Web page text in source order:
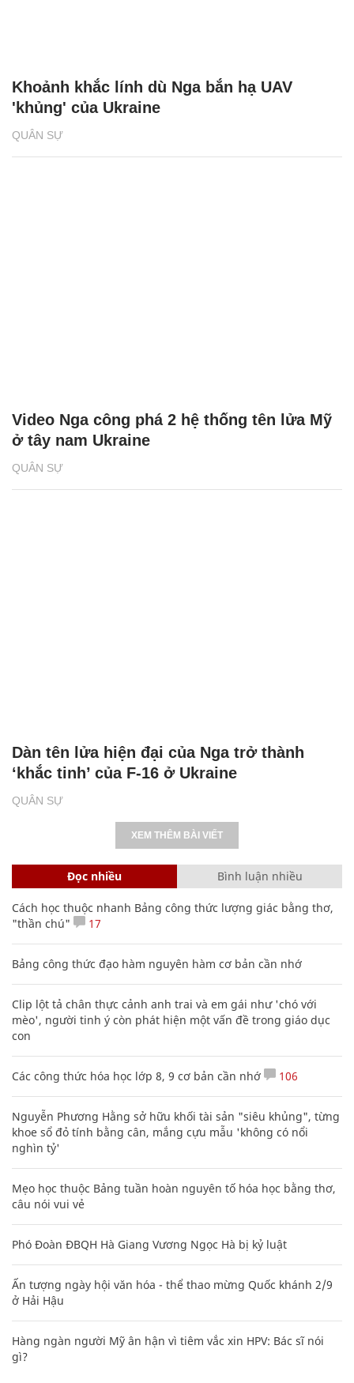
QUÂN SỰ
Khoảnh khắc lính dù Nga bắn hạ UAV
'khủng' của Ukraine
QUÂN SỰ
Video Nga công phá 2 hệ thống tên lửa Mỹ
ở tây nam Ukraine
QUÂN SỰ
Dàn tên lửa hiện đại của Nga trở thành
‘khắc tinh’ của F-16 ở Ukraine
XEM THÊM BÀI VIẾT
Đọc nhiều Bình luận nhiều
Cách học thuộc nhanh Bảng công thức lượng giác bằng thơ,
"thần chú"
17
Bảng công thức đạo hàm nguyên hàm cơ bản cần nhớ
Clip lột tả chân thực cảnh anh trai và em gái như 'chó với
mèo', người tinh ý còn phát hiện một vấn đề trong giáo dục
con
Các công thức hóa học lớp 8, 9 cơ bản cần nhớ 106
Nguyễn Phương Hằng sở hữu khối tài sản "siêu khủng", từng
khoe sổ đỏ tính bằng cân, mắng cựu mẫu 'không có nổi
nghìn tỷ'
Mẹo học thuộc Bảng tuần hoàn nguyên tố hóa học bằng thơ,
câu nói vui vẻ
Phó Đoàn ĐBQH Hà Giang Vương Ngọc Hà bị kỷ luật
Ấn tượng ngày hội văn hóa - thể thao mừng Quốc khánh 2/9
ở Hải Hậu
Hàng ngàn người Mỹ ân hận vì tiêm vắc xin HPV: Bác sĩ nói
gì?